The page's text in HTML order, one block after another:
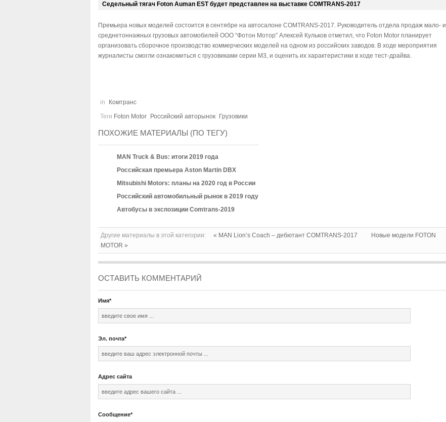
Седельный тягач Foton Auman EST будет представлен на выставке COMTRANS-2017
Премьера новых моделей состоится в сентябре на автосалоне COMTRANS-2017. Руководитель отдела продаж мало- и
среднетоннажных грузовых автомобилей ООО “Фотон Мотор” Алексей Кульков отметил, что Foton Motor планирует
организовать сборочное производство коммерческих моделей на одном из российских заводов. В ходе мероприятия
журналисты смогли ознакомиться с грузовиками серии М3, и оценить их характеристики в ходе тест-драйва.
in
Комтранс
Теги Foton Motor Российский авторынок Грузовики
ПОХОЖИЕ МАТЕРИАЛЫ (ПО ТЕГУ)
MAN Truck & Bus: итоги 2019 года
Российская премьера Aston Martin DBX
Mitsubishi Motors: планы на 2020 год в России
Российский автомобильный рынок в 2019 году
Автобусы в экспозиции Comtrans-2019
Другие материалы в этой категории: « MAN Lion’s Coach – дебютант COMTRANS-2017
Новые модели FOTON
MOTOR »
ОСТАВИТЬ КОММЕНТАРИЙ
Имя*
Эл. почта*
Адрес сайта
Сообщение*